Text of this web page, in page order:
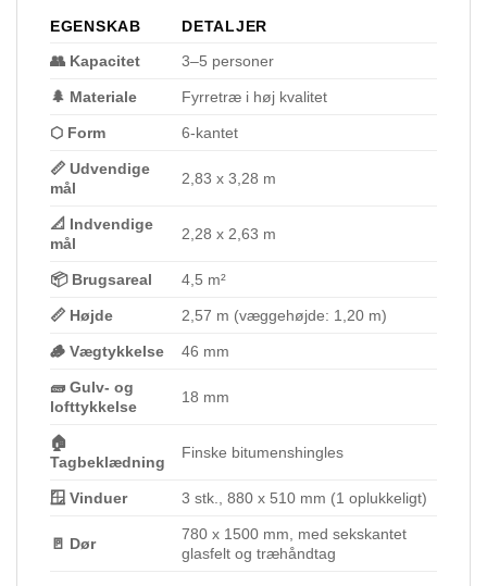
EGENSKAB
DETALJER
👥 Kapacitet
3–5 personer
🌲 Materiale Fyrretræ i høj kvalitet
⬡ Form 6-kantet
📏 Udvendige
mål
2,83 x 3,28 m
📐 Indvendige
mål
2,28 x 2,63 m
📦 Brugsareal 4,5 m²
📏 Højde 2,57 m (væggehøjde: 1,20 m)
🪵 Vægtykkelse 46 mm
🧱 Gulv- og
lofttykkelse
18 mm
🏠
Tagbeklædning
Finske bitumenshingles
🪟 Vinduer 3 stk., 880 x 510 mm (1 oplukkeligt)
🚪 Dør
780 x 1500 mm, med sekskantet
glasfelt og træhåndtag